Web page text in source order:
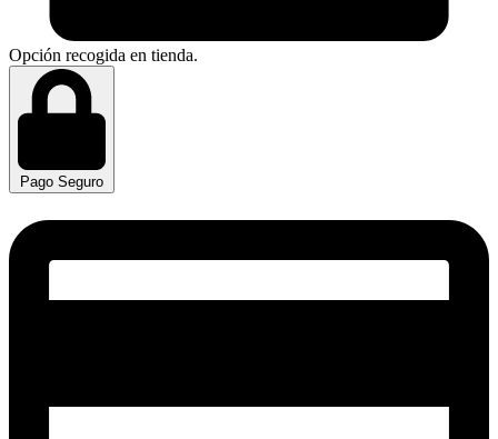
Opción recogida en tienda.
Pago Seguro